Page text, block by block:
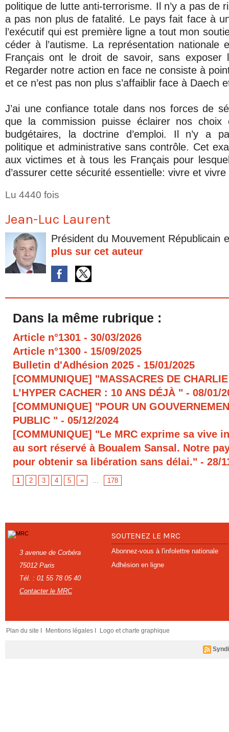
politique de lutte anti-terrorisme. Il n’y a pas de
a pas non plus de fatalité. Le pays fait face à
l’exécutif qui est première ligne a tout mon
céder à l’autisme. La représentation nationale
Français ont le droit de savoir, sans exposer
Regarder notre action en face ne consiste à
et ce n’est pas non plus s’affaiblir face à Daech
J’ai une confiance totale dans nos forces de
que la commission puisse éclairer nos choix
budgétaires, la doctrine d’emploi. Il n’y a
politique et administrative sans contrôle. Cet
aux victimes et à tous les Français pour
d’assurer cette sécurité essentielle: vivre et vivre
Lu 4440 fois
Jean-Luc Laurent
Président du Mouvement Républicain
plus sur cet auteur
Dans la même rubrique :
Article n°1301 - 30/03/2026
Article n°1300 - 15/09/2025
Bulletin d'Adhésion 2025 - 15/01/2025
[COMMUNIQUE] "MASSACRES DE
L’HYPER CACHER : 10 ANS DÉJÀ " - 08/01/
[COMMUNIQUE] "POUR UN
PUBLIC " - 05/12/2024
[COMMUNIQUE] "Le MRC exprime sa vive
au sort réservé à Boualem Sansal. Notre
pour obtenir sa libération sans délai." - 28/
1 2 3 4 5 » ... 178
3 avenue de Corbéra
75012 Paris
Tél. : 01 55 78 05 40
Contacter le MRC
SOUTENEZ LE MRC
Abonnez-vous à l'infolettre nationale
Adhésion en ligne
Plan du site I Mentions légales I Logo et charte graphique